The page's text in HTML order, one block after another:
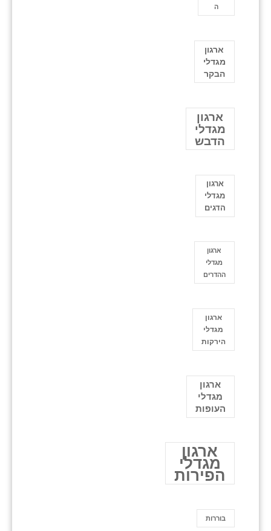
ה
ארגון
מגדלי
הבקר
ארגון
מגדלי
הדבש
ארגון
מגדלי
הדגים
ארגון
מגדלי
ההדרים
ארגון
מגדלי
הירקות
ארגון
מגדלי
העופות
ארגון
מגדלי
הפירות
בוררות